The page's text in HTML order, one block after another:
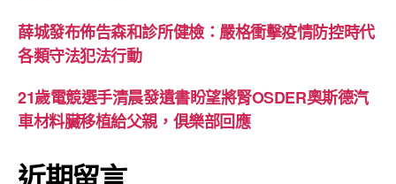
薛城發布佈告森和診所健檢：嚴格衝擊疫情防控時代
各類守法犯法行動
21歲電競選手清晨發遺書盼望將腎OSDER奧斯德汽
車材料臟移植給父親，俱樂部回應